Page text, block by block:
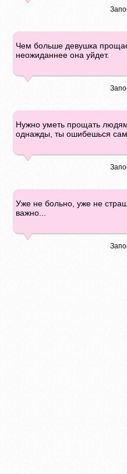
Чем больше девушка
неожиданнее она уйдет.
Нужно уметь прощать
однажды, ты ошибешься сам.
Уже не больно, уже не
важно...